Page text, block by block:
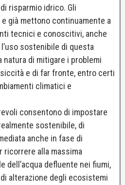
risparmio idrico. Gli
già mettono continuamente a
tecnici e conoscitivi, anche
sostenibile di questa
natura di mitigare i problemi
e di far fronte, entro certi
climatici e
consentono di impostare
sostenibile, di
anche in fase di
ricorrere alla massima
dell’acqua defluente nei fiumi,
alterazione degli ecosistemi